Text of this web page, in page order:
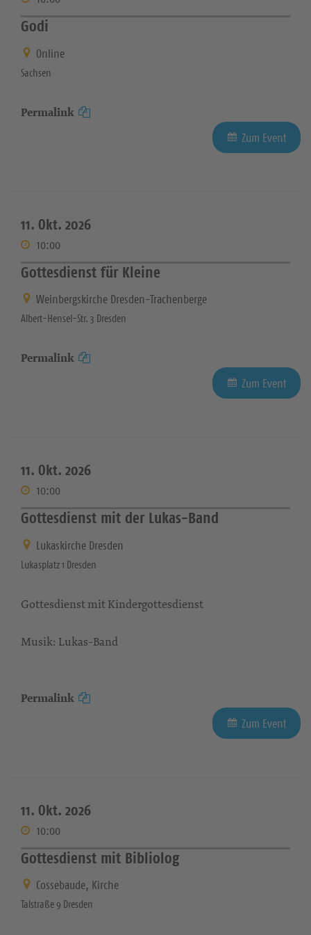
Godi
Online
Sachsen
Permalink
Zum Event
11. Okt. 2026
10:00
Gottesdienst für Kleine
Weinbergskirche Dresden-Trachenberge
Albert-Hensel-Str. 3 Dresden
Permalink
Zum Event
11. Okt. 2026
10:00
Gottesdienst mit der Lukas-Band
Lukaskirche Dresden
Lukasplatz 1 Dresden
Gottesdienst mit Kindergottesdienst
Musik: Lukas-Band
Permalink
Zum Event
11. Okt. 2026
10:00
Gottesdienst mit Bibliolog
Cossebaude, Kirche
Talstraße 9 Dresden